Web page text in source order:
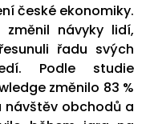
české ekonomiky.
změnil návyky lidí,
řadu svých
Podle studie
změnilo 83 %
návštěv obchodů a